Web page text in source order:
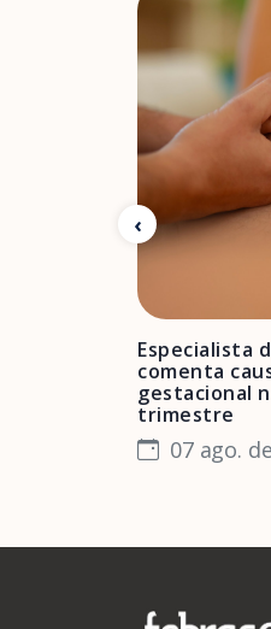
Especialista
comenta
gestacional
trimestre
07 ago.